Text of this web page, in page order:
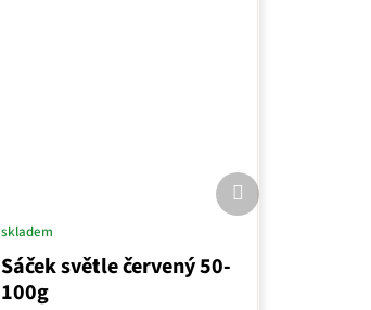
Sáček světle červený 50-
100g
skladem
Další
produkt